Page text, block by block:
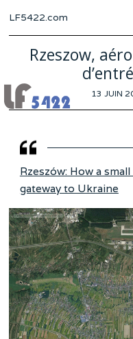
LF5422.com
Rzeszow,
POSTED
13 JUIN
Rzeszów: How a
gateway to Ukraine